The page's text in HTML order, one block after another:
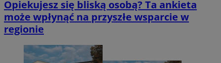
Opiekujesz się bliską osobą? Ta ankieta
może wpłynąć na przyszłe wsparcie w
regionie